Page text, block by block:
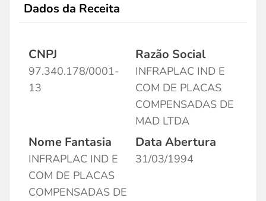
Dados da Receita
CNPJ
97.340.178/0001-
13
Razão Social
INFRAPLAC IND E
COM DE PLACAS
COMPENSADAS DE
MAD LTDA
Nome Fantasia
INFRAPLAC IND E
COM DE PLACAS
COMPENSADAS DE
Data Abertura
31/03/1994